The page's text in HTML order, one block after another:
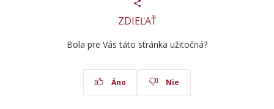
ZDIEĽAŤ
Bola pre Vás táto stránka užitočná?
Áno Nie